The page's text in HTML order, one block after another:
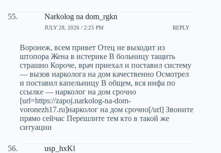
Narkolog na dom_rgkn
JULY 28, 2026 / 2:25 PM REPLY
Воронеж, всем привет Отец не выходит из
штопора Жена в истерике В больницу тащить
страшно Короче, врач приехал и поставил систему
— вызов нарколога на дом качественно Осмотрел
и поставил капельницу В общем, вся инфа по
ссылке — нарколог на дом срочно
[url=https://zapoj.narkolog-na-dom-
voronezh17.ru]нарколог на дом срочно[/url] Звоните
прямо сейчас Перешлите тем кто в такой же
ситуации
usp_hxKl